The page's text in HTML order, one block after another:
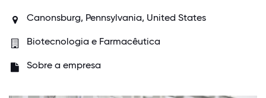
Canonsburg, Pennsylvania, United States
Biotecnologia e Farmacêutica
Sobre a empresa